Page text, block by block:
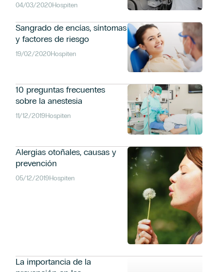
CATEGORÍAS
04/03/2020Hospiten
Sangrado de encías, síntomas
y factores de riesgo
19/02/2020Hospiten
10 preguntas frecuentes
sobre la anestesia
11/12/2019Hospiten
Alergias otoñales, causas y
prevención
05/12/2019Hospiten
La importancia de la